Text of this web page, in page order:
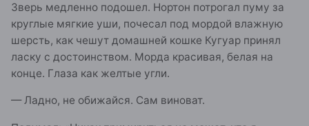
Зверь медленно подошел. Нортон потрогал пуму за
круглые мягкие уши, почесал под мордой влажную
шерсть, как чешут домашней кошке Кугуар принял
ласку с достоинством. Морда красивая, белая на
конце. Глаза как желтые угли.
— Ладно, не обижайся. Сам виноват.